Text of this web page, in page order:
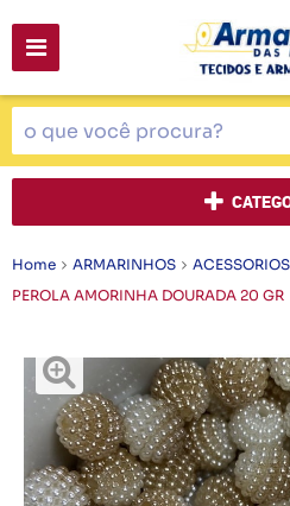
Home ARMARINHOS
ACESSORIOS
PEROLA AMORINHA DOURADA 20 GR